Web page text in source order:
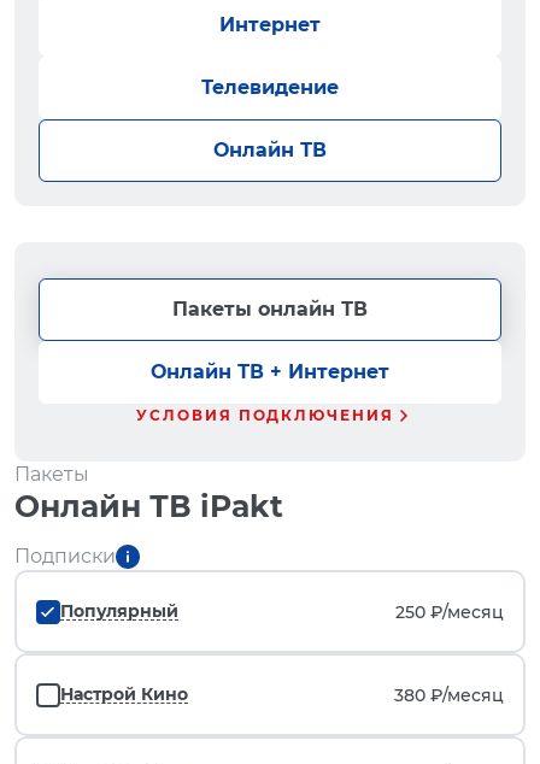
Интернет
Телевидение
Онлайн ТВ
Пакеты онлайн ТВ
Онлайн ТВ + Интернет
УСЛОВИЯ ПОДКЛЮЧЕНИЯ
Пакеты
Онлайн ТВ iPakt
Подписки
Популярный 250 ₽/месяц
Настрой Кино 380 ₽/месяц